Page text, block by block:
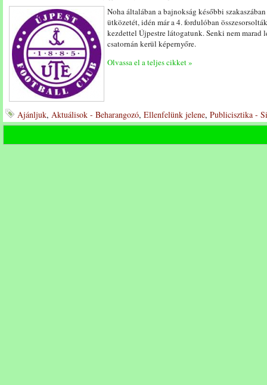
Noha általában a bajnokság későbbi
ütközetét, idén már a 4. fordulóban
kezdettel Újpestre látogatunk. Senki nem marad
csatornán kerül képernyőre.
Olvassa el a teljes cikket »
Ajánljuk, Aktuálisok - Beharangozó, Ellenfelünk jelene, Publicisztika -